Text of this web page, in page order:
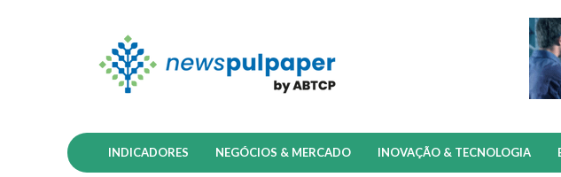
INDICADORES NEGÓCIOS & MERCADO INOVAÇÃO & TECNOLOGIA